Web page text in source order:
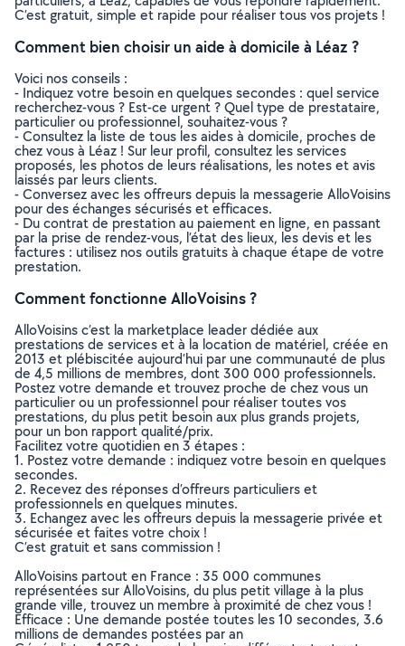
C’est gratuit, simple et rapide pour réaliser tous vos projets !
Comment bien choisir un aide à domicile à Léaz ?
Voici nos conseils :
- Indiquez votre besoin en quelques secondes : quel service
recherchez-vous ? Est-ce urgent ? Quel type de prestataire,
particulier ou professionnel, souhaitez-vous ?
- Consultez la liste de tous les aides à domicile, proches de
chez vous à Léaz ! Sur leur profil, consultez les services
proposés, les photos de leurs réalisations, les notes et avis
laissés par leurs clients.
- Conversez avec les offreurs depuis la messagerie AlloVoisins
pour des échanges sécurisés et efficaces.
- Du contrat de prestation au paiement en ligne, en passant
par la prise de rendez-vous, l’état des lieux, les devis et les
factures : utilisez nos outils gratuits à chaque étape de votre
prestation.
Comment fonctionne AlloVoisins ?
AlloVoisins c’est la marketplace leader dédiée aux
prestations de services et à la location de matériel, créée en
2013 et plébiscitée aujourd’hui par une communauté de plus
de 4,5 millions de membres, dont 300 000 professionnels.
Postez votre demande et trouvez proche de chez vous un
particulier ou un professionnel pour réaliser toutes vos
prestations, du plus petit besoin aux plus grands projets,
pour un bon rapport qualité/prix.
Facilitez votre quotidien en 3 étapes :
1. Postez votre demande : indiquez votre besoin en quelques
secondes.
2. Recevez des réponses d’offreurs particuliers et
professionnels en quelques minutes.
3. Echangez avec les offreurs depuis la messagerie privée et
sécurisée et faites votre choix !
C’est gratuit et sans commission !
AlloVoisins partout en France : 35 000 communes
représentées sur AlloVoisins, du plus petit village à la plus
grande ville, trouvez un membre à proximité de chez vous !
Efficace : Une demande postée toutes les 10 secondes, 3.6
millions de demandes postées par an